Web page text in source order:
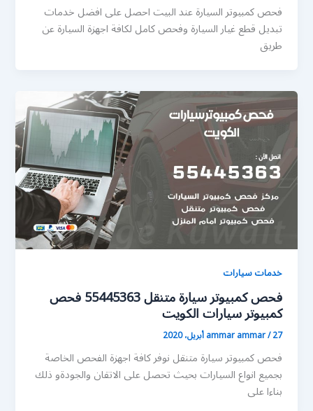
فحص كمبيوتر السيارة عند البيت احصل على افضل خدمات
تبديل قطع غيار السيارة وفحص كامل لكافة اجهزة السيارة عن
طريق
خدمات سيارات
فحص كمبيوتر سيارة متنقل 55445363 فحص
كمبيوتر سيارات الكويت
ammar ammar/27 أبريل، 2020
فحص كمبيوتر سيارة متنقل نوفر كافة اجهزة الفحص الخاصة
بجميع انواع السيارات بحيث تحصل على الاتقان والجودةو ذلك
بناءا على